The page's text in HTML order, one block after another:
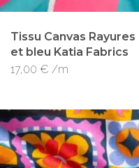
Tissu Canvas
et bleu Katia Fabrics
17,00€ /m